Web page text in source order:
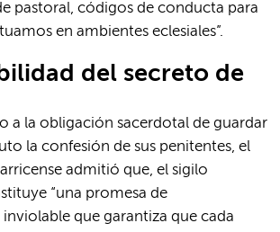
pastoral, códigos de conducta para
en ambientes eclesiales”.
del secreto de
a la obligación sacerdotal de guardar
la confesión de sus penitentes, el
admitió que, el sigilo
“una promesa de
que garantiza que cada